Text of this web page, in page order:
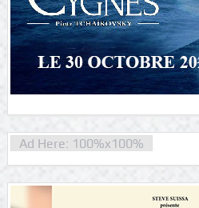
Ad Here: 100%x100%